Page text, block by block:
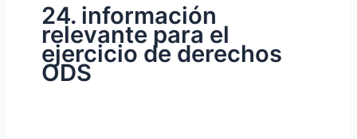
24. información
relevante para el
ejercicio de derechos
ODS